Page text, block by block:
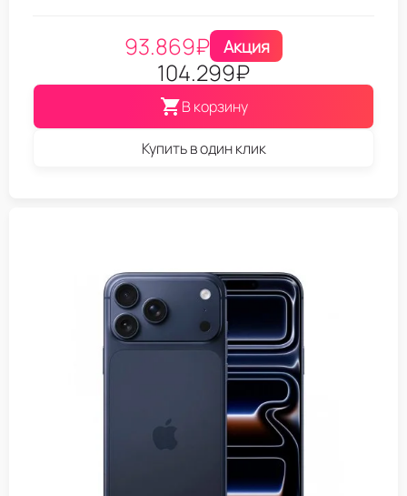
93.869₽ Акция
104.299₽
В корзину
Купить в один клик